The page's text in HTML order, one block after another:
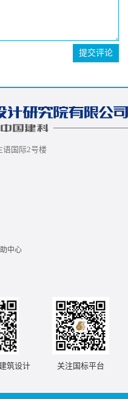
提交评论
语国际2号楼
中心
筑设计 关注国标平台